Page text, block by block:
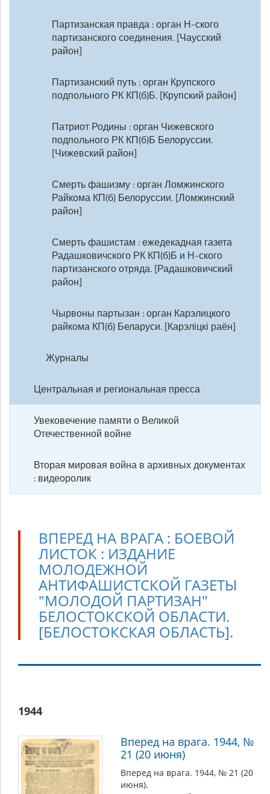
Партизанская правда : орган Н-ского
партизанского соединения. [Чаусский
район]
Партизанский путь : орган Крупского
подпольного РК КП(б)Б. [Крупский район]
Патриот Родины : орган Чижевского
подпольного РК КП(б)Б Белоруссии.
[Чижевский район]
Смерть фашизму : орган Ломжинского
Райкома КП(б) Белоруссии. [Ломжинский
район]
Смерть фашистам : ежедекадная газета
Радашковичского РК КП(б)Б и Н-ского
партизанского отряда. [Радашковичский
район]
Чырвоны партызан : орган Карэлицкого
райкома КП(б) Беларуси. [Карэліцкі раён]
Журналы
Центральная и региональная пресса
Увековечение памяти о Великой
Отечественной войне
Вторая мировая война в архивных документах
: видеоролик
ВПЕРЕД НА ВРАГА : БОЕВОЙ
ЛИСТОК : ИЗДАНИЕ
МОЛОДЕЖНОЙ
АНТИФАШИСТСКОЙ ГАЗЕТЫ
"МОЛОДОЙ ПАРТИЗАН"
БЕЛОСТОКСКОЙ ОБЛАСТИ.
[БЕЛОСТОКСКАЯ ОБЛАСТЬ].
на
врага
боевой
листок
1944
Вперед на врага. 1944, №
21 (20 июня)
Вперед на врага. 1944, № 21 (20
июня).